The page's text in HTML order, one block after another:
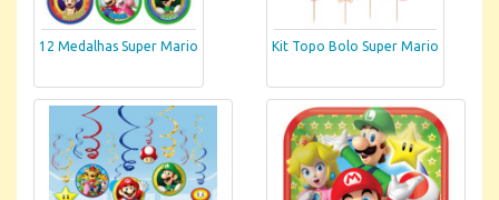
12 Medalhas Super Mario Kit Topo Bolo Super Mario